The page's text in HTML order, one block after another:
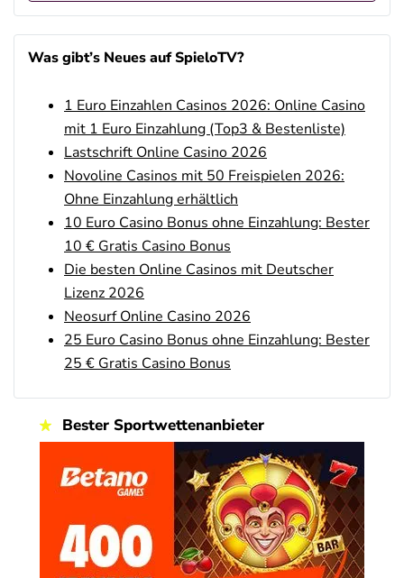
Betano Casino Bonus
400% bis zu 80€
Interwetten Bonus
100% bis zu 100€
AGB gelten
4.7
SlotMagie Bonus
50 Freispiele ohne Einzahlung
AGB gelten
Novoline Bonus
200 % Bonus + 10 Freispiele täglich
AGB gelten
bet-at-home Bonus
100% bis zu 100€
AGB gelten
4.6/5
Zum Casino Bonus Vergleich
Was gibt’s Neues auf SpieloTV?
1 Euro Einzahlen Casinos 2026: Online Casino
mit 1 Euro Einzahlung (Top3 & Bestenliste)
Lastschrift Online Casino 2026
Novoline Casinos mit 50 Freispielen 2026:
Ohne Einzahlung erhältlich
10 Euro Casino Bonus ohne Einzahlung: Bester
10 € Gratis Casino Bonus
Die besten Online Casinos mit Deutscher
Lizenz 2026
Neosurf Online Casino 2026
25 Euro Casino Bonus ohne Einzahlung: Bester
25 € Gratis Casino Bonus
Bester Sportwettenanbieter